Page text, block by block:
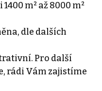
m² až 8000 m²
dle dalších
Pro další
rádi Vám zajistíme